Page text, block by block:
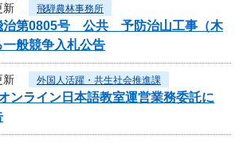
新 飛騨農林事務所
治第0805号 公共 予防治山工事（木
般競争入札公告
新 外国人活躍・共生社会推進課
ンライン日本語教室運営業務委託に